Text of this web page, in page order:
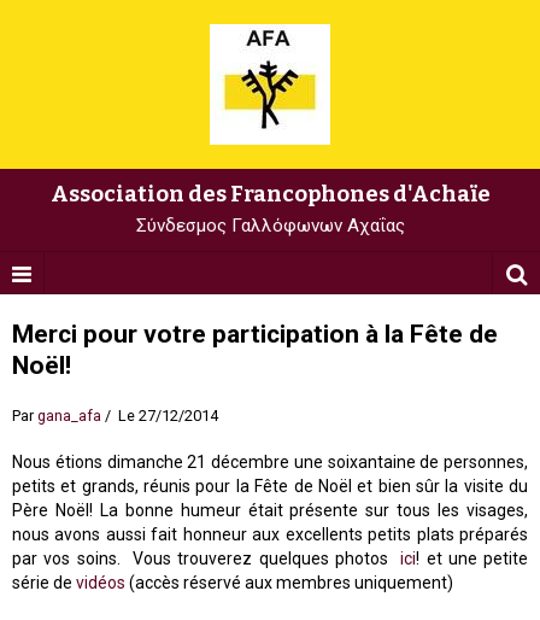
Association des Francophones d'Achaïe
Σύνδεσμος Γαλλόφωνων Αχαΐας
Merci pour votre participation à la Fête de
Noël!
Par gana_afa Le 27/12/2014
Nous étions dimanche 21 décembre une soixantaine de personnes,
petits et grands, réunis pour la Fête de Noël et bien sûr la visite du
Père Noël! La bonne humeur était présente sur tous les visages,
nous avons aussi fait honneur aux excellents petits plats préparés
par vos soins. Vous trouverez quelques photosici! et une petite
série de vidéos (accès réservé aux membres uniquement)